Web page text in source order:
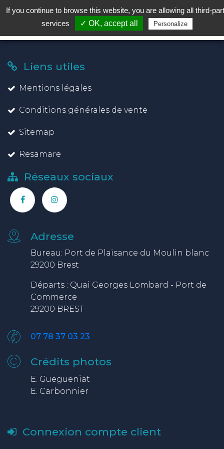
MENU
Liens utiles
Mentions légales
Conditions générales de vente
Sitemap
Resamare
Réseaux sociaux
Adresse
Bureau: Port de Plaisance du Moulin blanc
29200 Brest
Départs : Quai Georges Lombard - Port de
Commerce
29200 BREST
07 78 37 03 23
Crédits photos
E. Guegueniat
E. Carbonnier
Connexion compte client
If you continue to browse this website, you are allowing all third-
services
✓ OK, accept all Personalize